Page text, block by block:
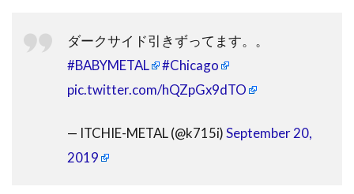
ダークサイド引きずってます。。
#BABYMETAL
#Chicago
pic.twitter.com/hQZpGx9dTO
— ITCHIE-METAL (@k715i)September 20,
2019